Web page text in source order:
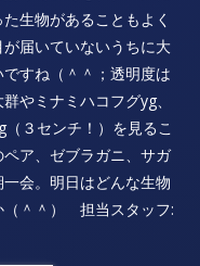
生物があることもよく
届いていないうちに大
すね（＾＾；透明度は
やミナミハコフグyg、
３センチ！）を見るこ
ア、ゼブラガニ、サガ
会。明日はどんな生物
（＾＾） 担当スタッフ: